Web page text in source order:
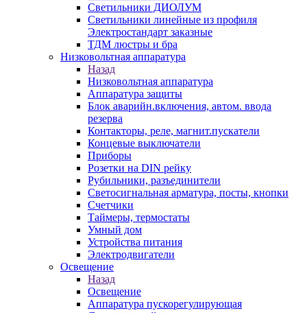
Светильники ДИОЛУМ
Светильники линейные из профиля
Электростандарт заказные
ТДМ люстры и бра
Низковольтная аппаратура
Назад
Низковольтная аппаратура
Аппаратура защиты
Блок аварийн.включения, автом. ввода
резерва
Контакторы, реле, магнит.пускатели
Концевые выключатели
Приборы
Розетки на DIN рейку
Рубильники, разъединители
Светосигнальная арматура, посты, кнопки
Счетчики
Таймеры, термостаты
Умный дом
Устройства питания
Электродвигатели
Освещение
Назад
Освещение
Аппаратура пускорегулирующая